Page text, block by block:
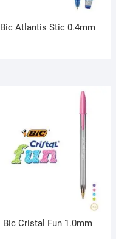
Bic Atlantis Stic 0.4mm
Bic Cristal Fun 1.0mm